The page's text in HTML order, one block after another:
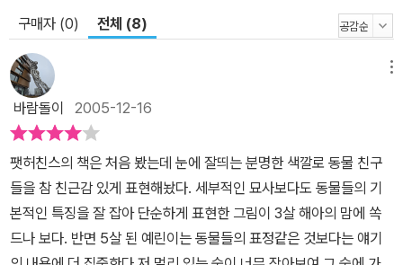
구매자 (0) 전체 (8)
바람돌이 2005-12-16
팻허친스의 책은 처음 봤는데 눈에 잘띄는 분명한 색깔로 동물 친구
들을 참 친근감 있게 표현해놨다. 세부적인 묘사보다도 동물들의 기
본적인 특징을 잘 잡아 단순하게 표현한 그림이 3살 해아의 맘에 쏙
드나 보다. 반면 5살 된 예린이는 동물들의 표정같은 것보다는 얘기